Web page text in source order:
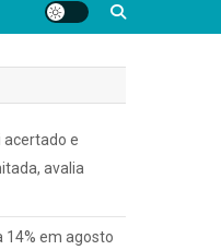
acertado e
avalia
14% em agosto